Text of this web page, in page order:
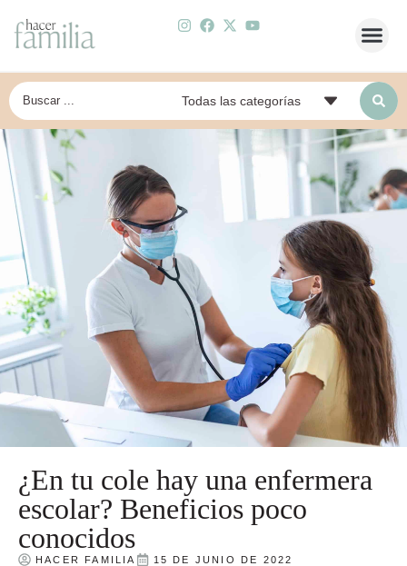
¿En tu cole hay una enfermera
escolar? Beneficios poco
conocidos
HACER FAMILIA 15 DE JUNIO DE 2022